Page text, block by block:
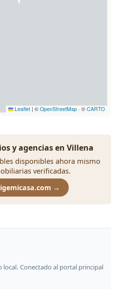
y agencias en Villena
disponibles ahora mismo
verificadas.
→
Conectado al portal principal